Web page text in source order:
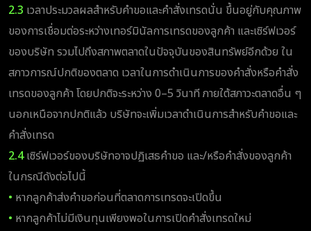
2.3 เวลาประมวลผลสำหรับคำขอและคำสั่งเทรดนั่น ขึ้นอยู่กับคุณภาพ
ของการเชื่อมต่อระหว่างเทอร์มินัลการเทรดของลูกค้า และเซิร์ฟเวอร์
ของบริษัท รวมไปถึงสภาพตลาดในปัจจุบันของสินทรัพย์อีกด้วย ใน
สภาวการณ์ปกติของตลาด เวลาในการดำเนินการของคำสั่งหรือคำสั่ง
เทรดของลูกค้า โดยปกติจะระหว่าง 0–5 วินาที ภายใต้สภาวะตลาดอื่น ๆ
นอกเหนือจากปกติแล้ว บริษัทจะเพิ่มเวลาดำเนินการสำหรับคำขอและ
คำสั่งเทรด
2.4เซิร์ฟเวอร์ของบริษัทอาจปฏิเสธคำขอ และ/หรือคำสั่งของลูกค้า
ในกรณีดังต่อไปนี้
• หากลูกค้าส่งคำขอก่อนที่ตลาดการเทรดจะเปิดขึ้น
• หากลูกค้าไม่มีเงินทุนเพียงพอในการเปิดคำสั่งเทรดใหม่